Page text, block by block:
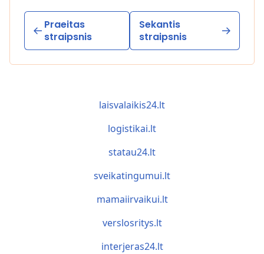
Praeitas
straipsnis
Sekantis
straipsnis
laisvalaikis24.lt
logistikai.lt
statau24.lt
sveikatingumui.lt
mamaiirvaikui.lt
verslosritys.lt
interjeras24.lt